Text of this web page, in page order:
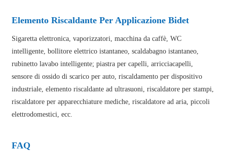
Elemento Riscaldante Per Applicazione Bidet
Sigaretta elettronica, vaporizzatori, macchina da caffè, WC
intelligente, bollitore elettrico istantaneo, scaldabagno istantaneo,
rubinetto lavabo intelligente; piastra per capelli, arricciacapelli,
sensore di ossido di scarico per auto, riscaldamento per dispositivo
industriale, elemento riscaldante ad ultrasuoni, riscaldatore per stampi,
riscaldatore per apparecchiature mediche, riscaldatore ad aria, piccoli
elettrodomestici, ecc.
FAQ